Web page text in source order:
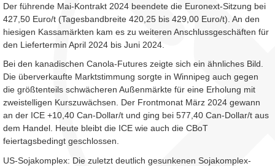
Der führende Mai-Kontrakt 2024 beendete die Euronext-Sitzung bei
427,50 Euro/t (Tagesbandbreite 420,25 bis 429,00 Euro/t). An den
hiesigen Kassamärkten kam es zu weiteren Anschlussgeschäften für
den Liefertermin April 2024 bis Juni 2024.
Bei den kanadischen Canola-Futures zeigte sich ein ähnliches Bild.
Die überverkaufte Marktstimmung sorgte in Winnipeg auch gegen
die größtenteils schwächeren Außenmärkte für eine Erholung mit
zweistelligen Kurszuwächsen. Der Frontmonat März 2024 gewann
an der ICE +10,40 Can-Dollar/t und ging bei 577,40 Can-Dollar/t aus
dem Handel. Heute bleibt die ICE wie auch die CBoT
feiertagsbedingt geschlossen.
US-Sojakomplex: Die zuletzt deutlich gesunkenen Sojakomplex-